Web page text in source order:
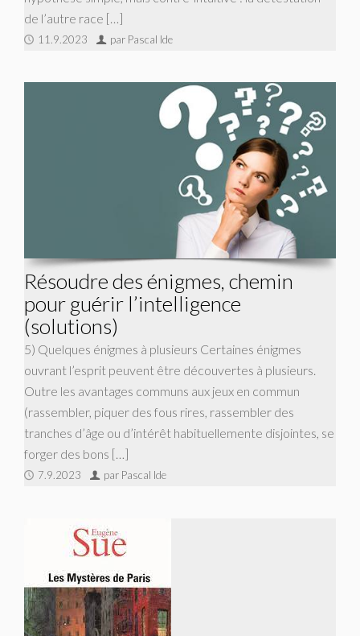
de l’autre race […]
11.9.2023 par Pascal Ide
Résoudre des énigmes, chemin
pour guérir l’intelligence
(solutions)
5) Quelques énigmes à plusieurs Certaines énigmes
ouvrant l’esprit peuvent être découvertes à plusieurs.
Outre les avantages communs aux jeux en commun
(rassembler, piquer des fous rires, rassembler des
tranches d’âge ou d’intérêt habituellemente disjointes, se
forger des bons […]
7.9.2023 par Pascal Ide